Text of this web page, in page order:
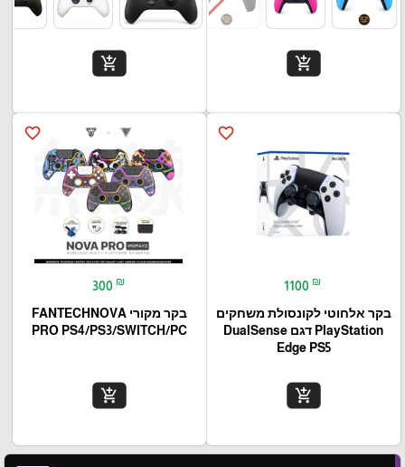
add_shopping_cart
add_shopping_cart
favorite_border
1100 ₪
בקר אלחוטי לקונסולת משחקים
PlayStation דגם DualSense
Edge PS5
add_shopping_cart
favorite_border
300 ₪
בקר מקורי FANTECHNOVA
PRO PS4/PS3/SWITCH/PC
add_shopping_cart